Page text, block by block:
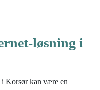
løsning i
i Korsør kan være en